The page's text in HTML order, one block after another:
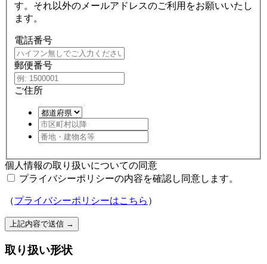
す。それ以外のメールアドレスのご利用をお願いいたし
ます。
電話番号
郵便番号
ご住所
個人情報の取り扱いについての同意
プライバシーポリシーの内容を確認し同意します。
（プライバシーポリシーはこちら ）
上記内容で送信 →
取り扱い形状